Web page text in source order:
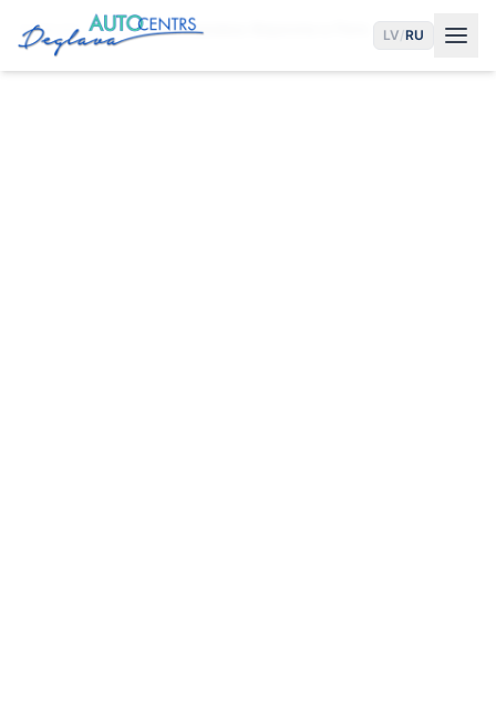
LV/RU
Главная Услуги Установка Фаркопа в Риге